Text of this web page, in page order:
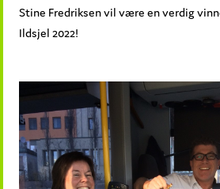
Stine Fredriksen vil være en verdig
Ildsjel 2022!